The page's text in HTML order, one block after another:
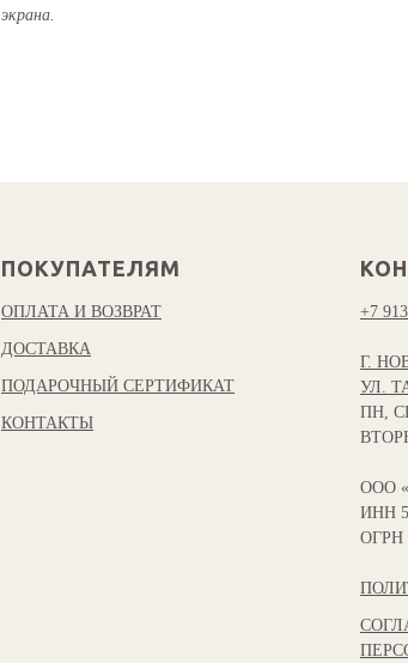
экрана.
ПОКУПАТЕЛЯМ
ОПЛАТА И ВОЗВРАТ
ДОСТАВКА
ПОДАРОЧНЫЙ СЕРТИФИКАТ
КОНТАКТЫ
+7
Г.
УЛ.
ПН,
ООО
ИНН
ОГРН